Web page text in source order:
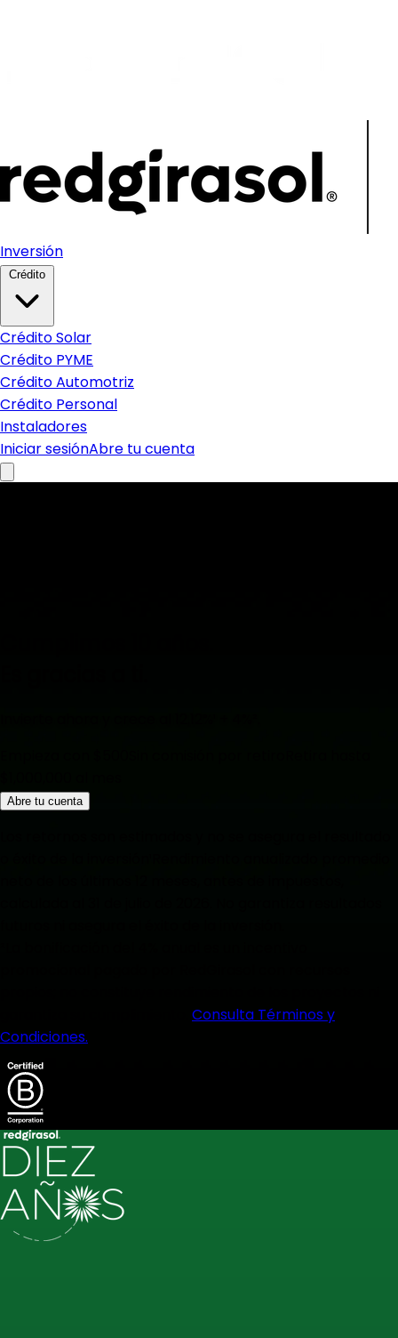
Inversión
Crédito Solar
Crédito PYME
Crédito Automotriz
Crédito Personal
Instaladores
Iniciar sesiónAbre tu cuenta
Abre tu cuenta
Consulta Términos y
Condiciones.